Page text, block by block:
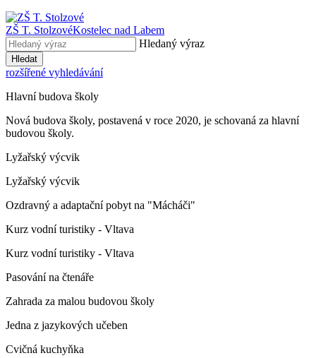
ZŠ T. StolzovéKostelec nad Labem
Hledaný výraz
Hledat
rozšířené vyhledávání
Hlavní budova školy
Nová budova školy, postavená v roce 2020, je schovaná za hlavní
budovou školy.
Lyžařský výcvik
Lyžařský výcvik
Ozdravný a adaptační pobyt na "Mácháči"
Kurz vodní turistiky - Vltava
Kurz vodní turistiky - Vltava
Pasování na čtenáře
Zahrada za malou budovou školy
Jedna z jazykových učeben
Cvičná kuchyňka